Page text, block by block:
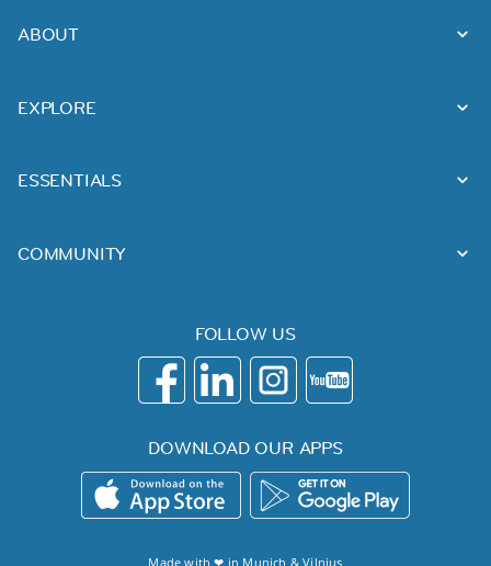
ABOUT
EXPLORE
ESSENTIALS
COMMUNITY
FOLLOW US
DOWNLOAD OUR APPS
Made with ❤ in Munich &Vilnius